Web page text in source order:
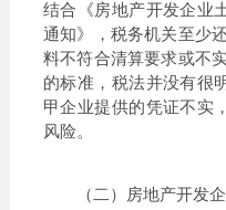
结合《房地产开发企业
通知》，税务机关至少
料不符合清算要求或不
的标准，税法并没有很
甲企业提供的凭证不实
风险。
（二）房地产开发企